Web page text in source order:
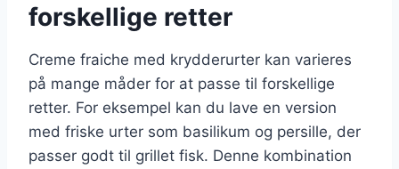
forskellige retter
Creme fraiche med krydderurter kan varieres
på mange måder for at passe til forskellige
retter. For eksempel kan du lave en version
med friske urter som basilikum og persille, der
passer godt til grillet fisk. Denne kombination